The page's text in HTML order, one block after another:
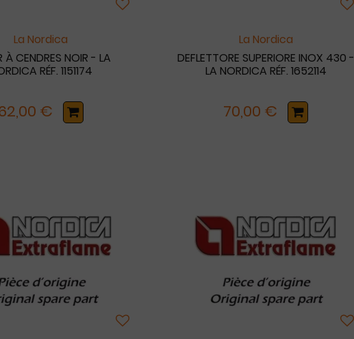
La Nordica
À CENDRES NOIR - LA
RÉF. 1151174
€
La Nordica
DEFLETTORE SUPERIORE INOX 430 -
LA NORDICA RÉF. 1652114
70,00 €